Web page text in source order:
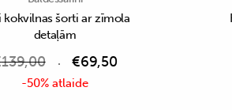
kokvilnas šorti ar zīmola
detaļām
139,00 €69,50
-50% atlaide